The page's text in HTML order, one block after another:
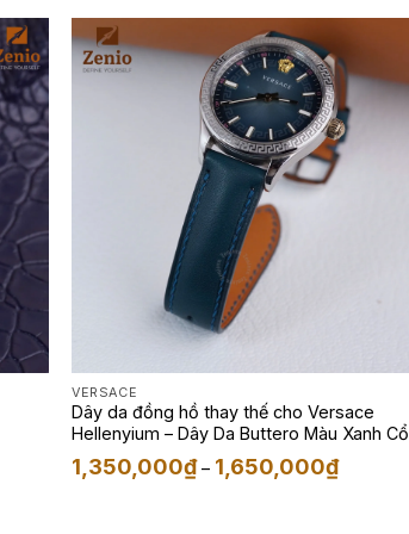
VERSACE
Dây da đồng hồ thay thế cho Versace
Hellenyium – Dây Da Buttero Màu Xanh Cổ
Vịt
1,350,000₫ – 1,650,000₫Khoảng
giá: